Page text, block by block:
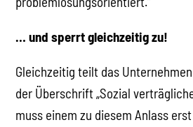
… und sperrt gleichzeitig zu!
Gleichzeitig teilt das
der Überschrift „Sozial
muss einem zu diesem Anlass